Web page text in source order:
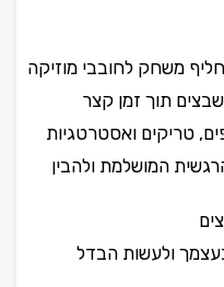
משחק לחובבי מוזיקה
תוך זמן קצר
טריקים ואסטרטגיות
המושלמת ולהבין
ולעשות הבדל